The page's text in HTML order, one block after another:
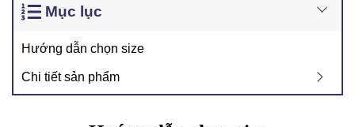
Mục lục
Hướng dẫn chọn size
Chi tiết sản phẩm